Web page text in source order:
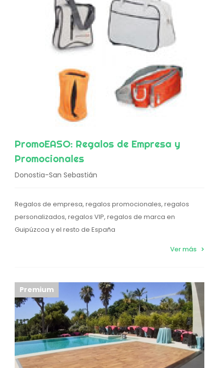
PromoEASO: Regalos de Empresa y
Promocionales
Donostia-San Sebastián
Regalos de empresa, regalos promocionales, regalos
personalizados, regalos VIP, regalos de marca en
Guipúzcoa y el resto de España
Ver más
Premium